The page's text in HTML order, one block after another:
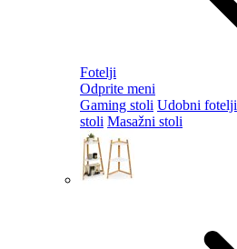
Fotelji
Odprite meni
Gaming stoli Udobni fotelji
stoli Masažni stoli